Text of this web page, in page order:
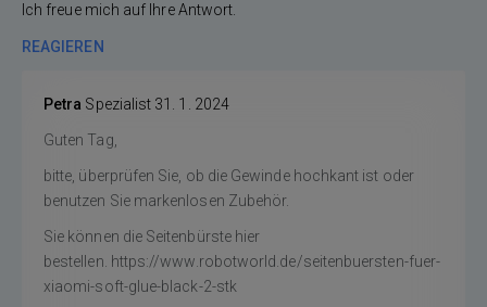
Ich freue mich auf Ihre Antwort.
REAGIEREN
Petra Spezialist 31. 1. 2024
Guten Tag,
bitte, überprüfen Sie, ob die Gewinde hochkant ist oder
benutzen Sie markenlosen Zubehör.
Sie können die Seitenbürste hier
bestellen. https://www.robotworld.de/seitenbuersten-fuer-
xiaomi-soft-glue-black-2-stk